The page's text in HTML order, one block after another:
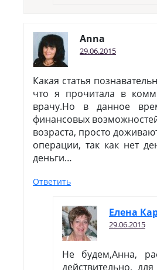
Anna
29.06.2015
Какая статья
что я прочитала в
врачу.Но в данное
финансовых
возраста, просто
операции, так как нет
деньги…
Ответить
Елена
29.06.2015
Не будем,Анна,
действительно,